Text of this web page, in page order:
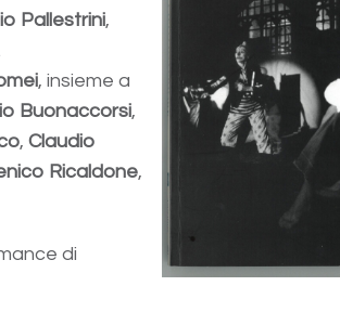
Pallestrini,
, insieme a
Buonaccorsi,
, Claudio
Ricaldone,
di